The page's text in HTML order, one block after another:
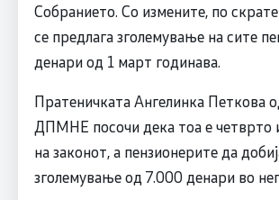
Собранието. Со измените, по
се предлага зголемување на сите
денари од 1 март годинава.
Пратеничката Ангелинка
ДПМНЕ посочи дека тоа е четврто
на законот, а пензионерите да
зголемување од 7.000 денари во